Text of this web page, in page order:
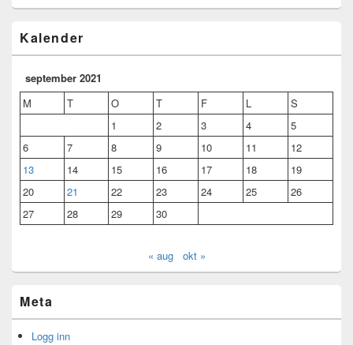
Kalender
september 2021
M
T O T F L
S
1
2 3 4
5
6
7 8 9 10 11
12
13
14 15 16 17 18
19
20
21 22 23 24 25
26
27
28 29 30
« aug okt »
Meta
Logg inn